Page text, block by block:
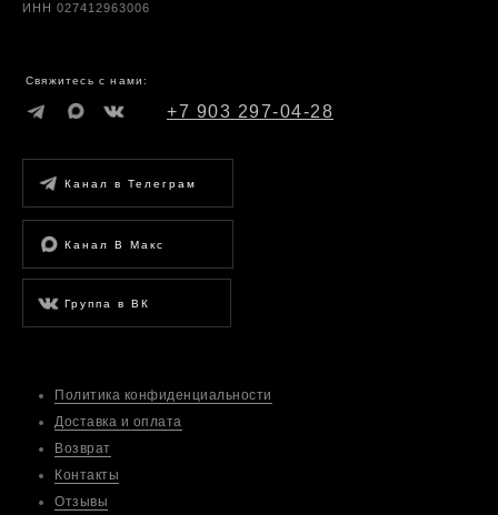
Политика конфиденциальности
Доставка и оплата
Возврат
Контакты
Отзывы
+7 903 297-04-28
Канал В Макс
Группа в ВК
Канал в Телеграм
Свяжитесь с нами:
ИНН 027412963006